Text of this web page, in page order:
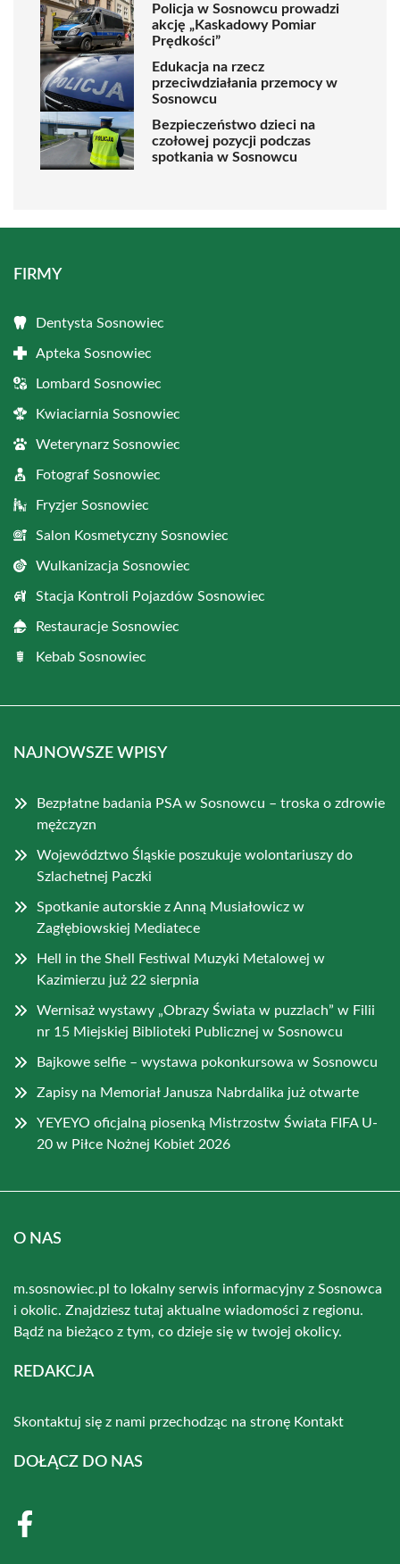
Policja w Sosnowcu prowadzi
akcję „Kaskadowy Pomiar
Prędkości”
Edukacja na rzecz
przeciwdziałania przemocy w
Sosnowcu
Bezpieczeństwo dzieci na
czołowej pozycji podczas
spotkania w Sosnowcu
FIRMY
Dentysta Sosnowiec
Apteka Sosnowiec
Lombard Sosnowiec
Kwiaciarnia Sosnowiec
Weterynarz Sosnowiec
Fotograf Sosnowiec
Fryzjer Sosnowiec
Salon Kosmetyczny Sosnowiec
Wulkanizacja Sosnowiec
Stacja Kontroli Pojazdów Sosnowiec
Restauracje Sosnowiec
Kebab Sosnowiec
NAJNOWSZE WPISY
Bezpłatne badania PSA w Sosnowcu – troska o zdrowie
mężczyzn
Województwo Śląskie poszukuje wolontariuszy do
Szlachetnej Paczki
Spotkanie autorskie z Anną Musiałowicz w
Zagłębiowskiej Mediatece
Hell in the Shell Festiwal Muzyki Metalowej w
Kazimierzu już 22 sierpnia
Wernisaż wystawy „Obrazy Świata w puzzlach” w Filii
nr 15 Miejskiej Biblioteki Publicznej w Sosnowcu
Bajkowe selfie – wystawa pokonkursowa w Sosnowcu
Zapisy na Memoriał Janusza Nabrdalika już otwarte
YEYEYO oficjalną piosenką Mistrzostw Świata FIFA U-
20 w Piłce Nożnej Kobiet 2026
O NAS
m.sosnowiec.pl to lokalny serwis informacyjny z Sosnowca
i okolic. Znajdziesz tutaj aktualne wiadomości z regionu.
Bądź na bieżąco z tym, co dzieje się w twojej okolicy.
REDAKCJA
Skontaktuj się z nami przechodząc na stronę Kontakt
DOŁĄCZ DO NAS